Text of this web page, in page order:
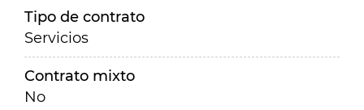
Tipo de contrato
Servicios
Contrato mixto
No